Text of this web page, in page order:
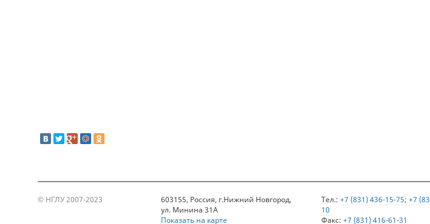
© НГЛУ 2007-2023
603155, Россия, г.Нижний Новгород,
ул. Минина 31А
Показать на карте
Тел.: +7 (831) 436-15-75; +7
10
Факс: +7 (831) 416-61-31